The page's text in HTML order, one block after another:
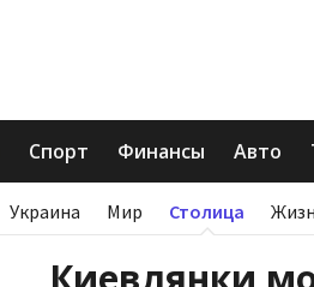
Спорт Финансы Авто
Украина Мир Столица